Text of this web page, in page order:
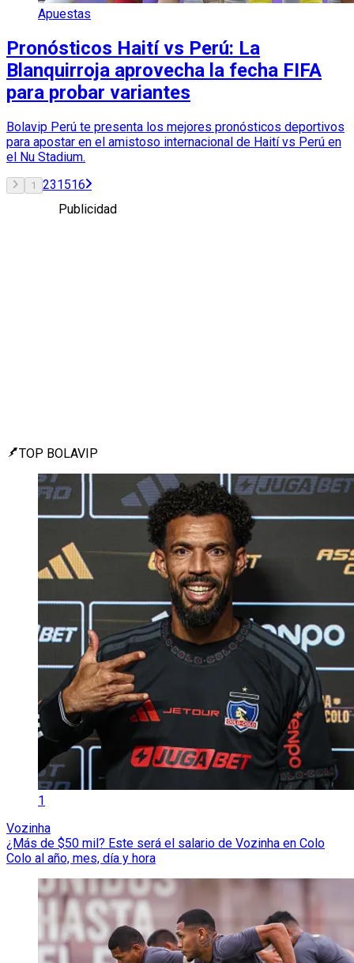
Apuestas
Pronósticos Haití vs Perú: La
Blanquirroja aprovecha la fecha FIFA
para probar variantes
Bolavip Perú te presenta los mejores pronósticos deportivos
para apostar en el amistoso internacional de Haití vs Perú en
el Nu Stadium.
1 231516
Publicidad
TOP BOLAVIP
1
Vozinha
¿Más de $50 mil? Este será el salario de Vozinha en Colo
Colo al año, mes, día y hora